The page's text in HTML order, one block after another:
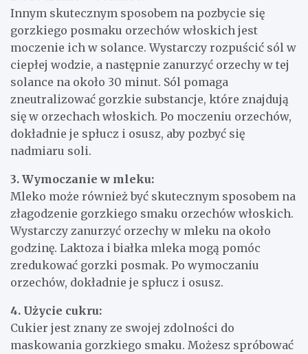
Innym skutecznym sposobem na pozbycie się
gorzkiego posmaku orzechów włoskich jest
moczenie ich w solance. Wystarczy rozpuścić sól w
ciepłej wodzie, a następnie zanurzyć orzechy w tej
solance na około 30 minut. Sól pomaga
zneutralizować gorzkie substancje, które znajdują
się w orzechach włoskich. Po moczeniu orzechów,
dokładnie je spłucz i osusz, aby pozbyć się
nadmiaru soli.
3. Wymoczanie w mleku:
Mleko może również być skutecznym sposobem na
złagodzenie gorzkiego smaku orzechów włoskich.
Wystarczy zanurzyć orzechy w mleku na około
godzinę. Laktoza i białka mleka mogą pomóc
zredukować gorzki posmak. Po wymoczaniu
orzechów, dokładnie je spłucz i osusz.
4. Użycie cukru:
Cukier jest znany ze swojej zdolności do
maskowania gorzkiego smaku. Możesz spróbować